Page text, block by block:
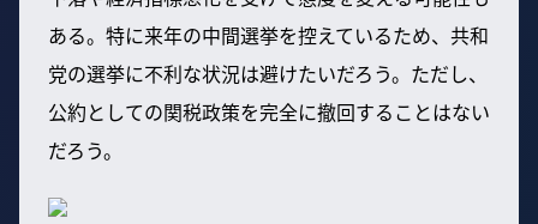
ある。特に来年の中間選挙を控えているため、共和
党の選挙に不利な状況は避けたいだろう。ただし、
公約としての関税政策を完全に撤回することはない
だろう。